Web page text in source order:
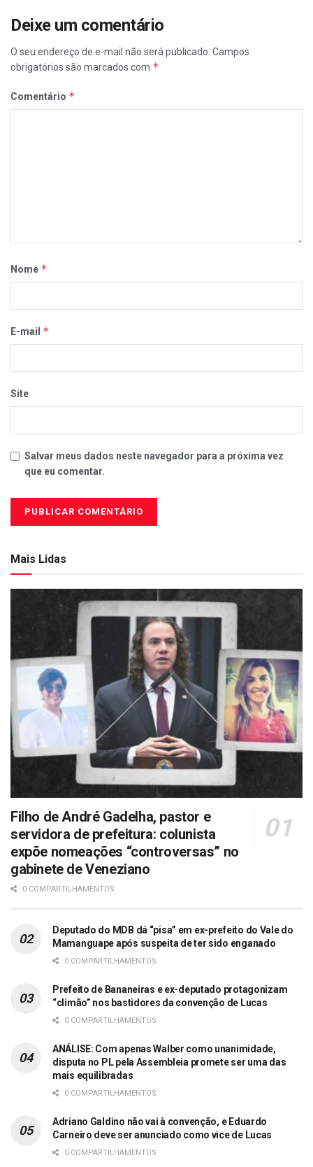
Deixe um comentário
O seu endereço de e-mail não será publicado. Campos
obrigatórios são marcados com *
Comentário *
Nome *
E-mail *
Site
Salvar meus dados neste navegador para a próxima vez
que eu comentar.
Mais Lidas
Filho de André Gadelha, pastor e
servidora de prefeitura: colunista
expõe nomeações “controversas” no
gabinete de Veneziano
0 COMPARTILHAMENTOS
Deputado do MDB dá “pisa” em ex-prefeito do Vale do
Mamanguape após suspeita de ter sido enganado
0 COMPARTILHAMENTOS
Prefeito de Bananeiras e ex-deputado protagonizam
“climão” nos bastidores da convenção de Lucas
0 COMPARTILHAMENTOS
ANÁLISE: Com apenas Walber como unanimidade,
disputa no PL pela Assembleia promete ser uma das
mais equilibradas
0 COMPARTILHAMENTOS
Adriano Galdino não vai à convenção, e Eduardo
Carneiro deve ser anunciado como vice de Lucas
0 COMPARTILHAMENTOS